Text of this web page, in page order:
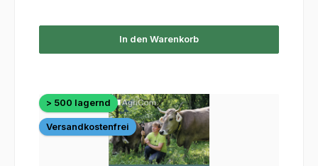
In den Warenkorb
> 500 lagernd
Versandkostenfrei